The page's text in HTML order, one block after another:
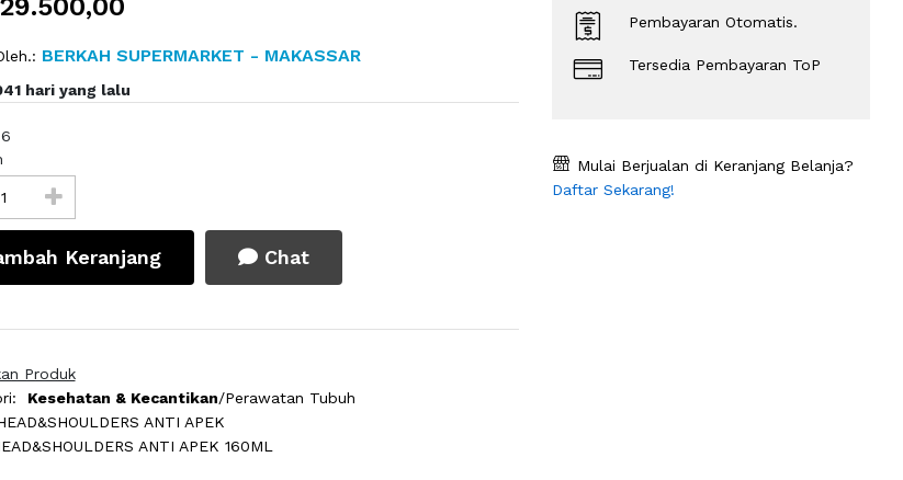
BERKAH SUPERMARKET - MAKASSAR
hari yang lalu
6
Keranjang Chat
Produk
Kesehatan & Kecantikan/Perawatan Tubuh
ANTI APEK
ANTI APEK 160ML
Pembayaran Otomatis.
Tersedia Pembayaran ToP
Mulai Berjualan di Keranjang Belanja?
Daftar Sekarang!